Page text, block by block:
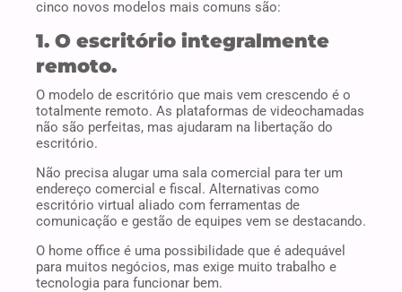
cinco novos modelos mais comuns são:
1. O escritório integralmente
remoto.
O modelo de escritório que mais vem crescendo é o
totalmente remoto. As plataformas de videochamadas
não são perfeitas, mas ajudaram na libertação do
escritório.
Não precisa alugar uma sala comercial para ter um
endereço comercial e fiscal. Alternativas como
escritório virtual aliado com ferramentas de
comunicação e gestão de equipes vem se destacando.
O home office é uma possibilidade que é adequável
para muitos negócios, mas exige muito trabalho e
tecnologia para funcionar bem.